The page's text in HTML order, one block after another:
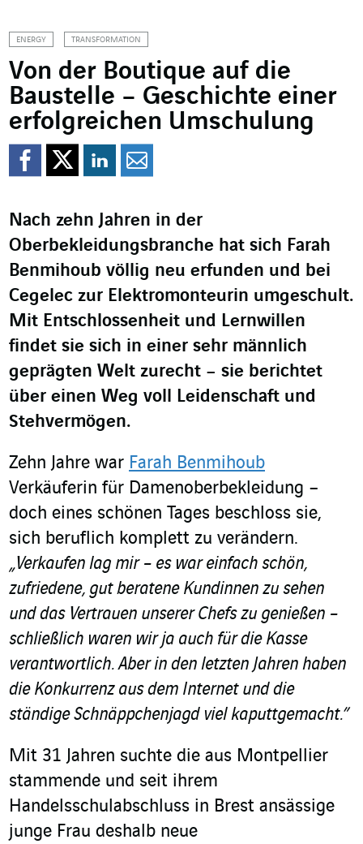
ENERGY TRANSFORMATION
Von der Boutique auf die
Baustelle – Geschichte einer
erfolgreichen Umschulung
Auf Facebook teilen
Auf Twitter teilen
Auf LinkedIn
Nach zehn Jahren in der
Oberbekleidungsbranche hat sich Farah
Benmihoub völlig neu erfunden und bei
Cegelec zur Elektromonteurin umgeschult.
Mit Entschlossenheit und Lernwillen
findet sie sich in einer sehr männlich
geprägten Welt zurecht – sie berichtet
über einen Weg voll Leidenschaft und
Stehvermögen.
Zehn Jahre war Farah Benmihoub
Verkäuferin für Damenoberbekleidung –
doch eines schönen Tages beschloss sie,
sich beruflich komplett zu verändern.
„Verkaufen lag mir – es war einfach schön,
zufriedene, gut beratene Kundinnen zu sehen
und das Vertrauen unserer Chefs zu genießen –
schließlich waren wir ja auch für die Kasse
verantwortlich. Aber in den letzten Jahren haben
die Konkurrenz aus dem Internet und die
ständige Schnäppchenjagd viel kaputtgemacht.”
Mit 31 Jahren suchte die aus Montpellier
stammende und seit ihrem
Handelsschulabschluss in Brest ansässige
junge Frau deshalb neue